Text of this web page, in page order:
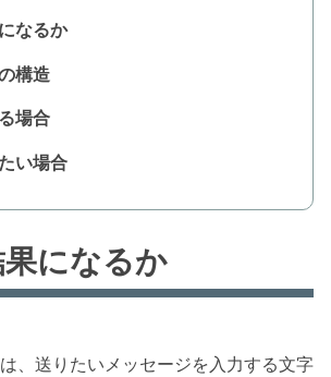
なるか
構造
場合
い場合
になるか
、送りたいメッセージを入力する文字